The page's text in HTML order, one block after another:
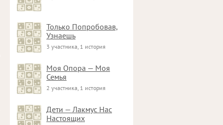
Только Попробовав,
Узнаешь
3 участника, 1 история
Моя Опора — Моя
Семья
2 участника, 1 история
Дети — Лакмус Нас
Настоящих